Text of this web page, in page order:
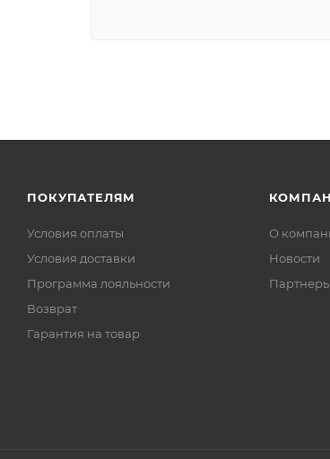
ПОКУПАТЕЛЯМ
Условия оплаты
Условия доставки
Программа лояльности
Возврат
Гарантия на товар
О
Новости
Партнеры